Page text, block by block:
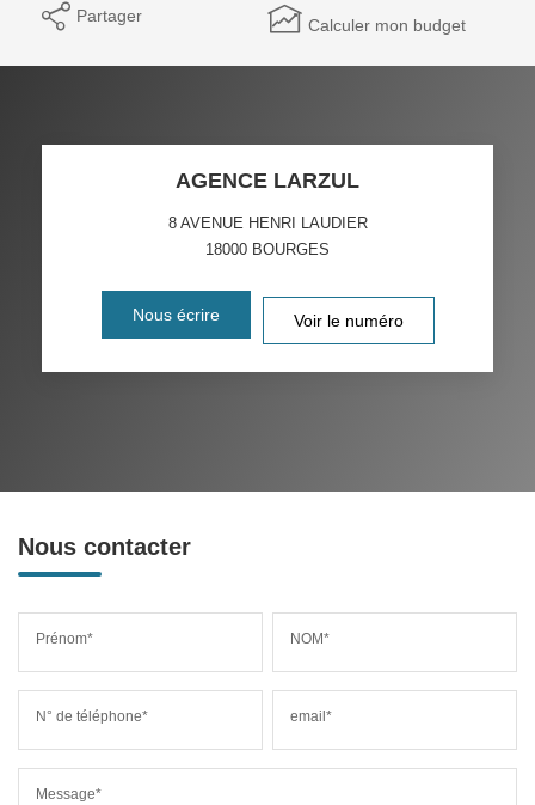
Partager Calculer mon budget
AGENCE LARZUL
8 AVENUE HENRI LAUDIER
18000 BOURGES
Nous écrire Voir le numéro
Nous contacter
Prénom* NOM*
N° de téléphone* email*
Message*